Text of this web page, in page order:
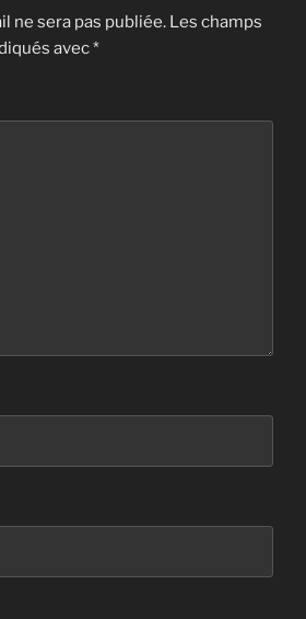
ne sera pas publiée. Les champs
avec*